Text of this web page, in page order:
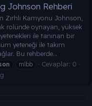
Johnson Rehberi
Zırhlı Kamyonu Johnson,
rolünde oynayan, yüksek
ile tanınan bir
yeteneği ile takım
Bu rehberde...
mlbb
Cevaplar: 0